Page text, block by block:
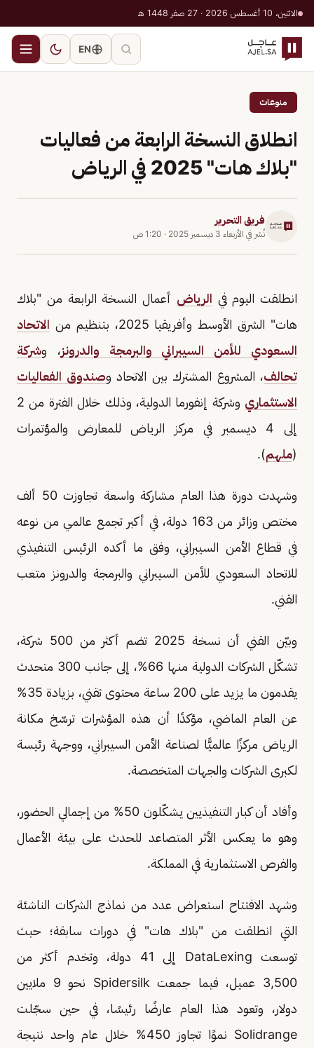
الاثنين، 10 أغسطس 2026 · 27 صفر 1448 هـ
EN
منوعات
انطلاق النسخة الرابعة من فعاليات
"بلاك هات" 2025 في الرياض
فريق التحرير
نُشر في الأربعاء 3 ديسمبر 2025 · 1:20 ص
انطلقت اليوم في الرياض أعمال النسخة الرابعة من "بلاك
هات" الشرق الأوسط وأفريقيا 2025، بتنظيم من
الاتحاد
السعودي للأمن السيبراني والبرمجة والدرونز، وشركة
تحالف، المشروع المشترك بين الاتحاد وصندوق الفعاليات
الاستثماري
وشركة إنفورما الدولية، وذلك خلال الفترة من 2
إلى 4 ديسمبر في مركز الرياض للمعارض والمؤتمرات
(ملهم).
وشهدت دورة هذا العام مشاركة واسعة تجاوزت 50 ألف
مختص وزائر من 163 دولة، في أكبر تجمع عالمي من نوعه
في قطاع الأمن السيبراني، وفق ما أكده الرئيس التنفيذي
للاتحاد السعودي للأمن السيبراني والبرمجة والدرونز متعب
القني.
وبيّن القني أن نسخة 2025 تضم أكثر من 500 شركة،
تشكّل الشركات الدولية منها 66%، إلى جانب 300 متحدث
يقدمون ما يزيد على 200 ساعة محتوى تقني، بزيادة 35%
عن العام الماضي، مؤكدًا أن هذه المؤشرات ترسّخ مكانة
الرياض مركزًا عالميًّا لصناعة الأمن السيبراني، ووجهة رئيسة
لكبرى الشركات والجهات المتخصصة.
وأفاد أن كبار التنفيذيين يشكّلون 50% من إجمالي الحضور،
وهو ما يعكس الأثر المتصاعد للحدث على بيئة الأعمال
والفرص الاستثمارية في المملكة.
وشهد الافتتاح استعراض عدد من نماذج الشركات الناشئة
التي انطلقت من "بلاك هات" في دورات سابقة؛ حيث
توسعت DataLexing إلى 41 دولة، وتخدم أكثر من
3,500 عميل، فيما جمعت Spidersilk نحو 9 ملايين
دولار، وتعود هذا العام عارضًا رئيسًا، في حين سجّلت
Solidrange نموًا تجاوز 450% خلال عام واحد نتيجة